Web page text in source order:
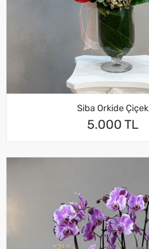
Siba Orkide Çiçek
5.000 TL